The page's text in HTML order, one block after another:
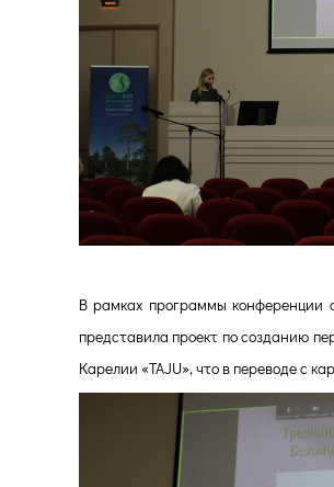
В рамках программы конференции
представила проект по созданию
Карелии «TAJU», что в переводе с